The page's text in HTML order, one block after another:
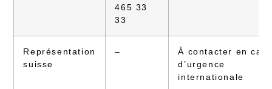
465 33
33
Représentation
suisse
–
À contacter en cas
d’urgence
internationale